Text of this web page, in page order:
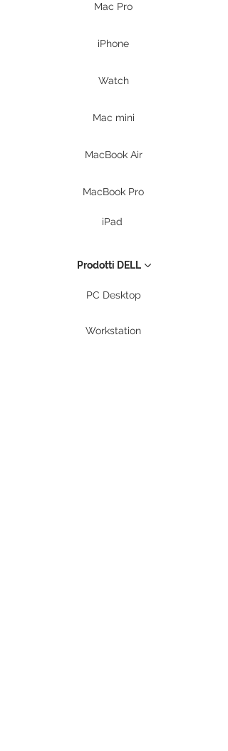
Mac Pro
iPhone
Watch
Mac mini
MacBook Air
MacBook Pro
iPad
Prodotti DELL
PC Desktop
Workstation